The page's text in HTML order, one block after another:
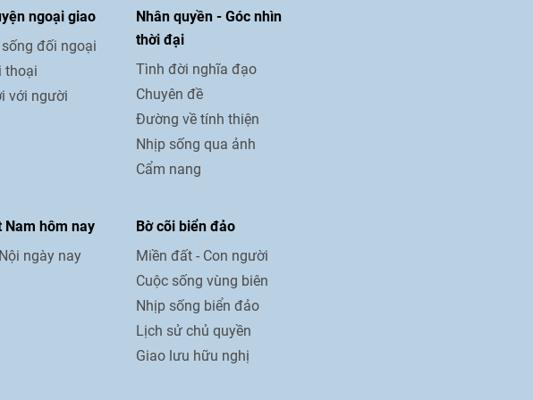
ngoại giao
đối ngoại
thoại
với người
Nhân quyền - Góc nhìn
thời đại
Tình đời nghĩa đạo
Chuyên đề
Đường về tính thiện
Nhịp sống qua ảnh
Cẩm nang
Nam hôm nay
ngày nay
Bờ cõi biển đảo
Miền đất - Con người
Cuộc sống vùng biên
Nhịp sống biển đảo
Lịch sử chủ quyền
Giao lưu hữu nghị